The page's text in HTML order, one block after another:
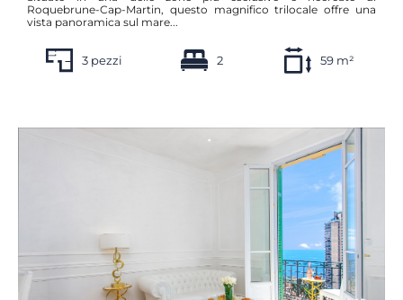
Roquebrune-Cap-Martin, questo magnifico trilocale offre una
vista panoramica sul mare...
3 pezzi 2 59 m²